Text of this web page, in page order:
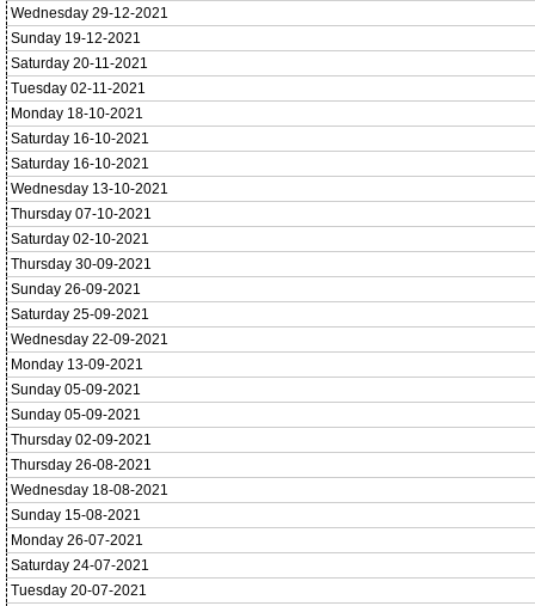
Wednesday 29-12-2021
Sunday 19-12-2021
Saturday 20-11-2021
Tuesday 02-11-2021
Monday 18-10-2021
Saturday 16-10-2021
Saturday 16-10-2021
Wednesday 13-10-2021
Thursday 07-10-2021
Saturday 02-10-2021
Thursday 30-09-2021
Sunday 26-09-2021
Saturday 25-09-2021
Wednesday 22-09-2021
Monday 13-09-2021
Sunday 05-09-2021
Sunday 05-09-2021
Thursday 02-09-2021
Thursday 26-08-2021
Wednesday 18-08-2021
Sunday 15-08-2021
Monday 26-07-2021
Saturday 24-07-2021
Tuesday 20-07-2021